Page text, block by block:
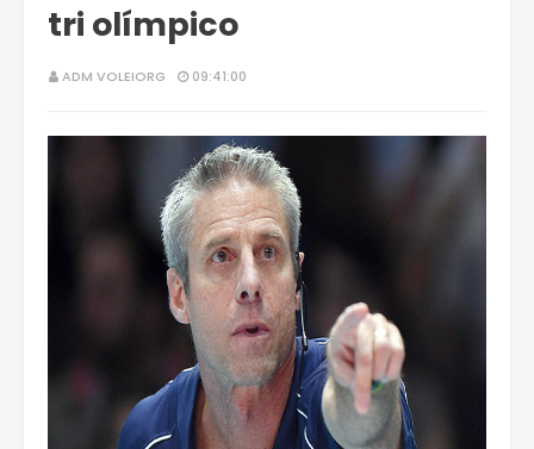
tri olímpico
ADM VOLEIORG 09:41:00